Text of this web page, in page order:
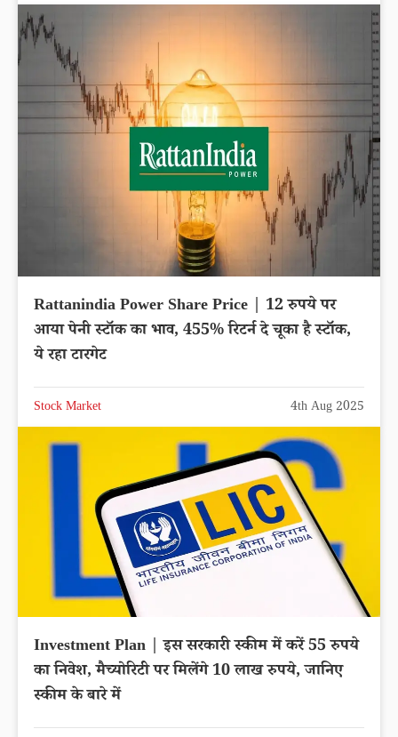
Rattanindia Power Share Price | 12 रुपये पर
आया पेनी स्टॉक का भाव, 455% रिटर्न दे चूका है स्टॉक,
ये रहा टारगेट
Stock Market 4th Aug 2025
Investment Plan | इस सरकारी स्कीम में करें 55 रुपये
का निवेश, मैच्योरिटी पर मिलेंगे 10 लाख रुपये, जानिए
स्कीम के बारे में